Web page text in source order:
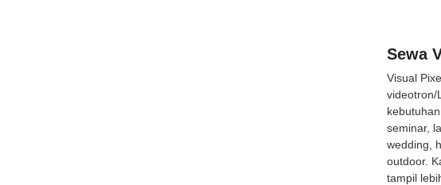
Sewa
Visual
videotron/
seminar,
wedding,
outdoor.
tampil